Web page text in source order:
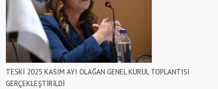
TESKİ 2025 KASIM AYI OLAĞAN GENEL KURUL TOPLANTISI
GERÇEKLEŞTİRİLDİ